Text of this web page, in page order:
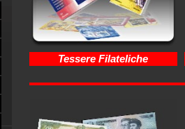
Tessere Filateliche